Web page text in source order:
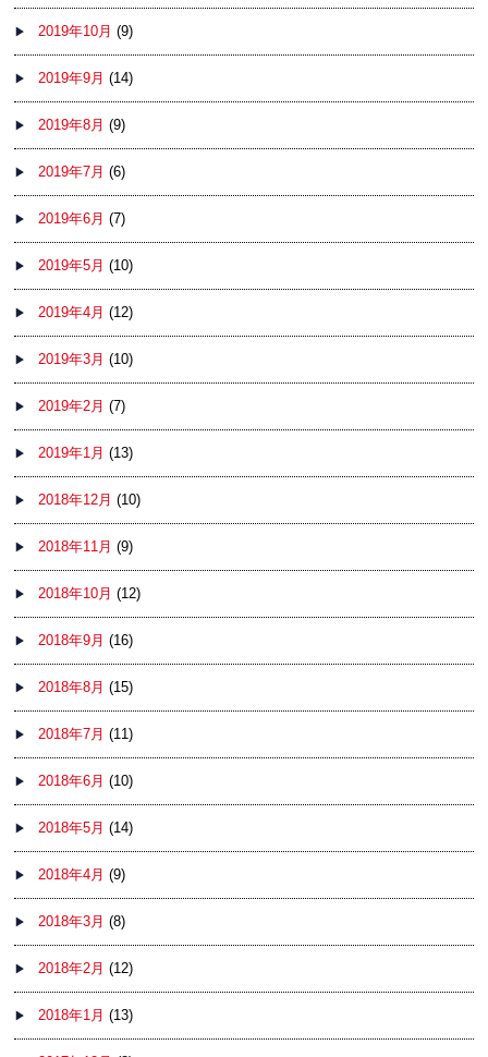
2019年10月 (9)
2019年9月 (14)
2019年8月 (9)
2019年7月 (6)
2019年6月 (7)
2019年5月 (10)
2019年4月 (12)
2019年3月 (10)
2019年2月 (7)
2019年1月 (13)
2018年12月 (10)
2018年11月 (9)
2018年10月 (12)
2018年9月 (16)
2018年8月 (15)
2018年7月 (11)
2018年6月 (10)
2018年5月 (14)
2018年4月 (9)
2018年3月 (8)
2018年2月 (12)
2018年1月 (13)